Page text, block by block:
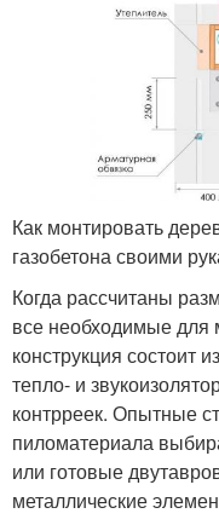
Как монтировать
газобетона своими
Когда рассчитаны
все необходимые
конструкция состоит
тепло- и
контрреек. Опытные
пиломатериала
или готовые
металлические